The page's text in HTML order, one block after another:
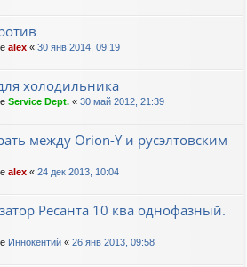
alex « 30 янв 2014, 09:19
холодильника
Service Dept. « 30 май 2012, 21:39
между Orion-Y и русэлтовским
alex « 24 дек 2013, 10:04
Ресанта 10 ква однофазный.
Иннокентий « 26 янв 2013, 09:58